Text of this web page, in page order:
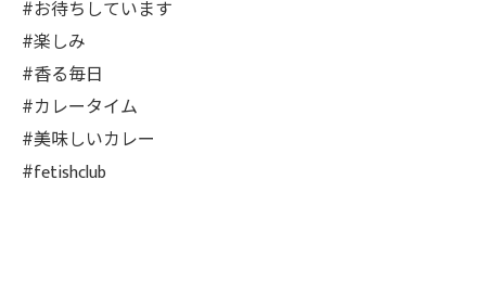
#お待ちしています
#楽しみ
#香る毎日
#カレータイム
#美味しいカレー
#fetishclub